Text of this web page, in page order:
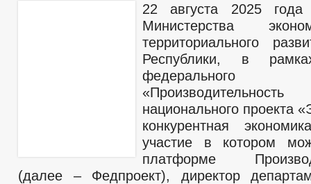
22 августа 2025 года
Министерства
территориального
Республики, в
национального проекта
конкурентная
участие в котором
платформе
(далее – Федпроект), директор